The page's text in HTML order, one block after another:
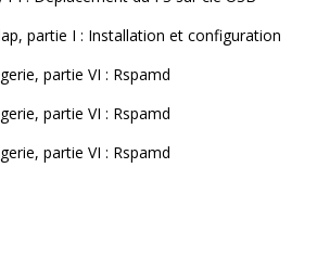
partie I : Installation et configuration
partie VI : Rspamd
partie VI : Rspamd
partie VI : Rspamd